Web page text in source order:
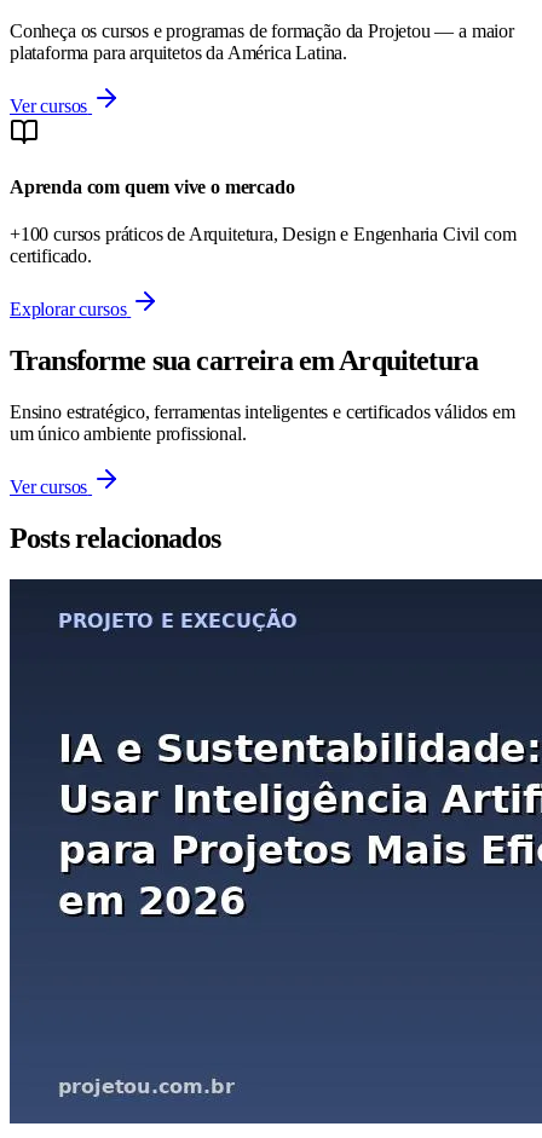
Conheça os cursos e programas de formação da Projetou — a maior
plataforma para arquitetos da América Latina.
Ver cursos
Aprenda com quem vive o mercado
+100 cursos práticos de Arquitetura, Design e Engenharia Civil com
certificado.
Explorar cursos
Transforme sua carreira em Arquitetura
Ensino estratégico, ferramentas inteligentes e certificados válidos em
um único ambiente profissional.
Ver cursos
Posts relacionados